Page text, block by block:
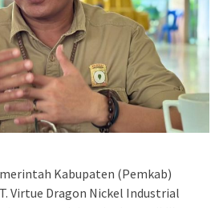
Kabupaten (Pemkab)
Virtue Dragon Nickel Industrial